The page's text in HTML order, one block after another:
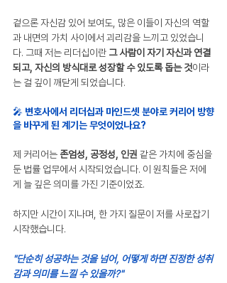
겉으론 자신감 있어 보여도, 많은 이들이 자신의 역할
과 내면의 가치 사이에서 괴리감을 느끼고 있었습니
다. 그때 저는 리더십이란 그 사람이 자기 자신과 연결
되고, 자신의 방식대로 성장할 수 있도록 돕는 것이라
는 걸 깊이 깨닫게 되었습니다.
🎤 변호사에서 리더십과 마인드셋 분야로 커리어 방향
을 바꾸게 된 계기는 무엇이었나요?
제 커리어는 존엄성, 공정성, 인권 같은 가치에 중심을
둔 법률 업무에서 시작되었습니다. 이 원칙들은 저에
게 늘 깊은 의미를 가진 기준이었죠.
하지만 시간이 지나며, 한 가지 질문이 저를 사로잡기
시작했습니다.
"단순히 성공하는 것을 넘어, 어떻게 하면 진정한 성취
감과 의미를 느낄 수 있을까?"